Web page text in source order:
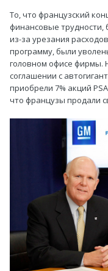
То, что французский
финансовые трудности,
из-за урезания
программу, были
головном офисе фирмы.
соглашении с
приобрели 7% акций
что французы продали